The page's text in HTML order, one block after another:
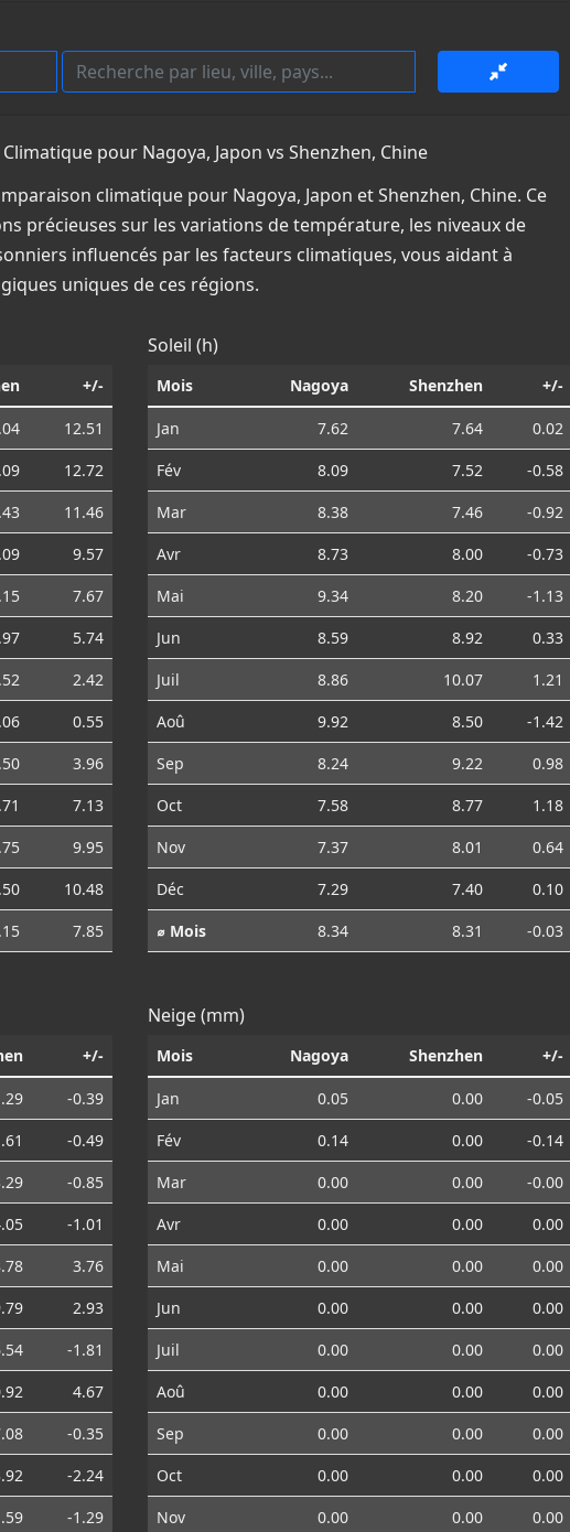
pour Nagoya, Japon vs Shenzhen, Chine
climatique pour Nagoya, Japon et Shenzhen, Chine. Ce
précieuses sur les variations de température, les niveaux de
influencés par les facteurs climatiques, vous aidant à
uniques de ces régions.
+/-
12.51
12.72
11.46
9.57
7.67
5.74
2.42
0.55
3.96
7.13
9.95
10.48
7.85
Soleil (h)
Mois Nagoya Shenzhen +/-
Jan 7.62 7.64
0.02
Fév
8.09 7.52
-0.58
Mar
8.38 7.46
-0.92
Avr
8.73 8.00
-0.73
Mai
9.34 8.20
-1.13
Jun
8.59 8.92
0.33
Juil
8.86 10.07
1.21
Aoû
9.92 8.50
-1.42
Sep
8.24 9.22
0.98
Oct
7.58 8.77
1.18
Nov
7.37 8.01
0.64
Déc
7.29 7.40
0.10
⌀ Mois
8.34 8.31 -0.03
+/-
-0.39
-0.49
-0.85
-1.01
3.76
2.93
-1.81
4.67
-0.35
-2.24
-1.29
Neige (mm)
Mois Nagoya Shenzhen +/-
Jan 0.05 0.00
-0.05
Fév
0.14 0.00
-0.14
Mar
0.00 0.00
-0.00
Avr
0.00 0.00
0.00
Mai
0.00 0.00
0.00
Jun
0.00 0.00
0.00
Juil
0.00 0.00
0.00
Aoû
0.00 0.00
0.00
Sep
0.00 0.00
0.00
Oct
0.00 0.00
0.00
Nov
0.00 0.00 0.00